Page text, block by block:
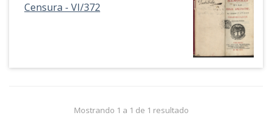
Censura - VI/372
Mostrando 1 a 1 de 1 resultado